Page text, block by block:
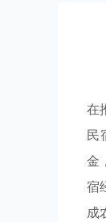
在
民
金
宿
成